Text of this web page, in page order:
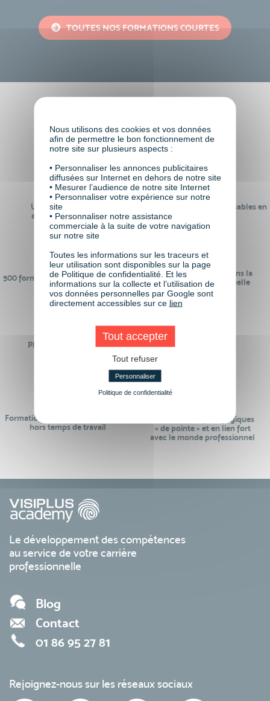
TOUTES NOS FORMATIONS COURTES
academy c’est
Un réseau de 22 000
anciens participants
100% des formations réalisables en
500 formations pour se préparer au
monde de demain
24 ans d'expérience dans la
formation professionnelle
Plus de 50 formations
Des intervenants
Formations réalisables pendant ou
hors temps de travail
Des contenus pédagogiques
« de pointe » et en lien fort
avec le monde professionnel
Le développement des compétences
au service de votre carrière
professionnelle
Blog
Contact
01 86 95 27 81
Rejoignez-nous sur les réseaux sociaux
Nous utilisons des cookies et vos données
afin de permettre le bon fonctionnement de
notre site sur plusieurs aspects :
• Personnaliser les annonces publicitaires
diffusées sur Internet en dehors de notre site
• Mesurer l’audience de notre site Internet
• Personnaliser votre expérience sur notre
site
• Personnaliser notre assistance
commerciale à la suite de votre navigation
sur notre site
Toutes les informations sur les traceurs et
leur utilisation sont disponibles sur la page
de Politique de confidentialité. Et les
informations sur la collecte et l’utilisation de
vos données personnelles par Google sont
directement accessibles sur ce lien
Tout accepter
Tout refuser
Personnaliser
Politique de confidentialité